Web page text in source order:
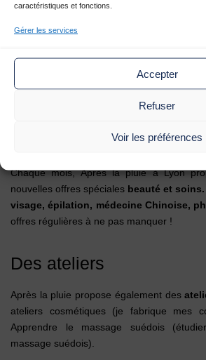
caractéristiques et fonctions.
Gérer les services
Accepter
Refuser
Voir les préférences
aAprès la pluie est un centre de beauté et
Des soins naturels
Découvrez dans ce lieu de vie, un
personnalisés, des produits de qualité
, sur votrebien-être
Chaque mois, Après la pluie à Lyon
nouvelles offres spéciales beauté et
visage, épilation, médecine Chinoise,
offres régulières à ne pas manquer !
Des ateliers
Après la pluie propose également des
ateliers cosmétiques (je fabrique mes
Apprendre le massage suédois
massage suédois).